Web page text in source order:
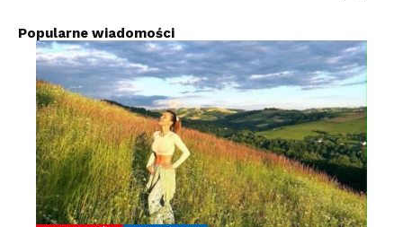
Popularne wiadomości